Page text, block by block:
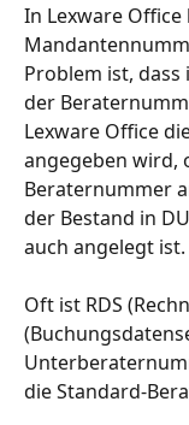
In Lexware
Problem ist, dass
der
Lexware Office
angegeben wird,
Beraternummer
der Bestand in
auch angelegt ist.
Oft ist RDS
die Standard-